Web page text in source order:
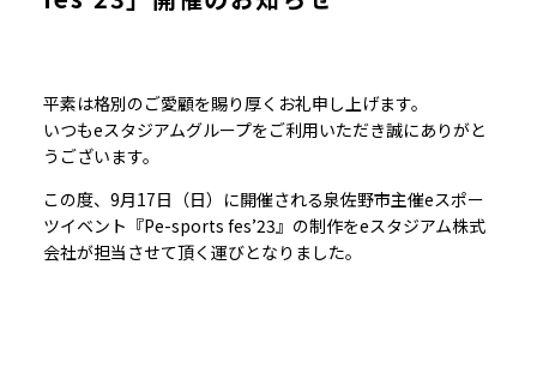
平素は格別のご愛顧を賜り厚くお礼申し上げます。
いつもeスタジアムグループをご利用いただき誠にありがと
うございます。
この度、9月17日（日）に開催される泉佐野市主催eスポー
ツイベント『Pe-sports fes’23』の制作をeスタジアム株式
会社が担当させて頂く運びとなりました。